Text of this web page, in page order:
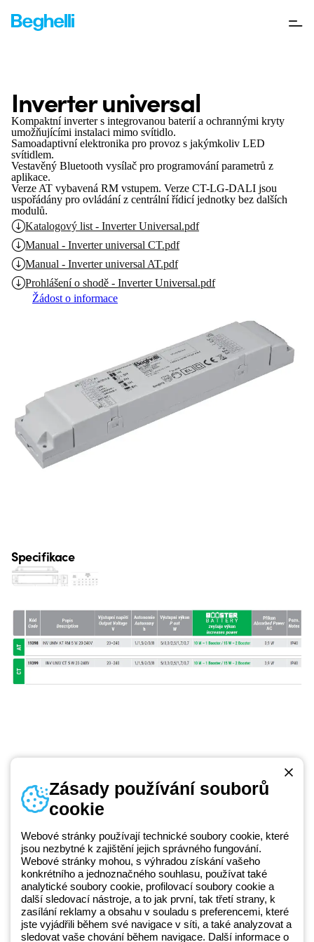
Inverter universal
Kompaktní inverter s integrovanou baterií a ochrannými kryty
umožňujícími instalaci mimo svítidlo.
Samoadaptivní elektronika pro provoz s jakýmkoliv LED
svítidlem.
Vestavěný Bluetooth vysílač pro programování parametrů z
aplikace.
Verze AT vybavená RM vstupem. Verze CT-LG-DALI jsou
uspořádány pro ovládání z centrální řídicí jednotky bez dalších
modulů.
Katalogový list - Inverter Universal.pdf
Manual - Inverter universal CT.pdf
Manual - Inverter universal AT.pdf
Prohlášení o shodě - Inverter Universal.pdf
Žádost o informace
Specifikace
Beghelli je součástí GEWISS Group od roku 2025 a jeho ekosystému
GEWISS LightZone, kde vyvíjíme propojená světelná řešení, která
transformují komplexitu do jednoduchosti a podporují profesionály a
koncové zákazníky v uspokojování jejich potřeb.Zjistěte více o
Telefonní číslo
+420 531 014 111
Zásady používání souborů
cookie
Webové stránky používají technické soubory cookie, které
jsou nezbytné k zajištění jejich správného fungování.
Webové stránky mohou, s výhradou získání vašeho
konkrétního a jednoznačného souhlasu, používat také
analytické soubory cookie, profilovací soubory cookie a
další sledovací nástroje, a to jak první, tak třetí strany, k
zasílání reklamy a obsahu v souladu s preferencemi, které
jste vyjádřili během své navigace v síti, a také analyzovat a
sledovat vaše chování během navigace. Další informace o